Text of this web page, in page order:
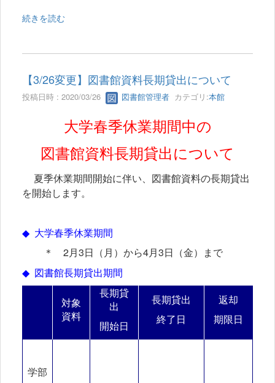
続きを読む
【3/26変更】図書館資料長期貸出について
投稿日時 : 2020/03/26 図書館管理者 カテゴリ:本館
大学春季休業期間中の
図書館資料長期貸出について
夏季休業期間開始に伴い、図書館資料の長期貸出
を開始します。
◆ 大学春季休業期間
＊ 2月3日（月）から4月3日（金）まで
◆ 図書館長期貸出期間
対象
資料
長期貸
出
開始日
長期貸出
終了日
返却
期限日
学部